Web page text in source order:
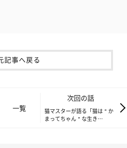
記事へ戻る
一覧
次回の話
猫マスターが語る「猫は＂か
まってちゃん＂な生き